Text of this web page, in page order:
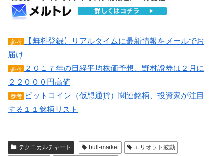
参考
【無料登録】リアルタイムに最新情報をメールでお
届け
参考
２０１７年の日経平均株価予想、野村證券は２月に
２２０００円高値
参考 ビットコイン（仮想通貨）関連銘柄、投資家が注目
する１１銘柄リスト
テクニカルチャート bull-market
エリオット波動